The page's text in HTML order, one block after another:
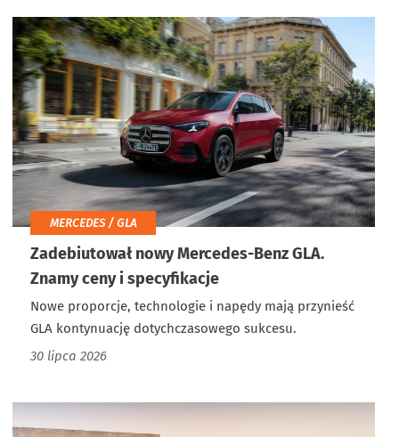
MERCEDES / GLA
Zadebiutował nowy Mercedes-Benz GLA.
Znamy ceny i specyfikacje
Nowe proporcje, technologie i napędy mają przynieść
GLA kontynuację dotychczasowego sukcesu.
30 lipca 2026